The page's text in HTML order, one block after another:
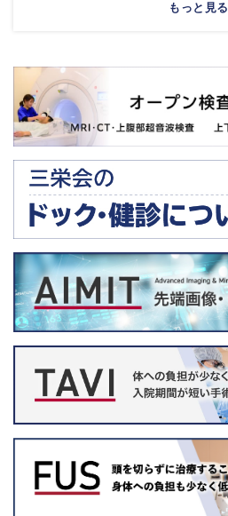
もっと見る